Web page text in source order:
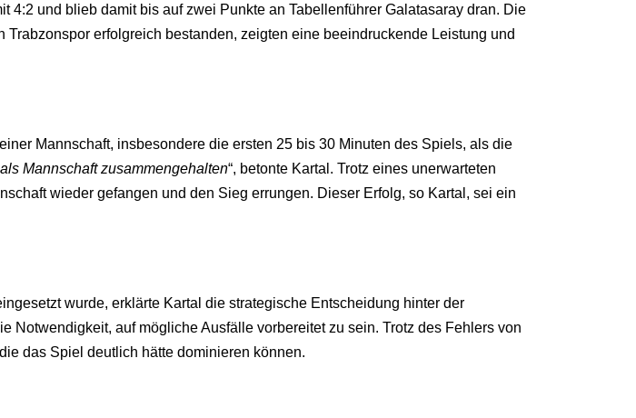
und blieb damit bis auf zwei Punkte an Tabellenführer Galatasaray dran. Die
erfolgreich bestanden, zeigten eine beeindruckende Leistung und
Mannschaft, insbesondere die ersten 25 bis 30 Minuten des Spiels, als die
Mannschaft zusammengehalten“, betonte Kartal. Trotz eines unerwarteten
wieder gefangen und den Sieg errungen. Dieser Erfolg, so Kartal, sei ein
wurde, erklärte Kartal die strategische Entscheidung hinter der
Notwendigkeit, auf mögliche Ausfälle vorbereitet zu sein. Trotz des Fehlers von
das Spiel deutlich hätte dominieren können.